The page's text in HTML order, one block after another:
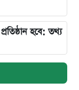
হবে: তথ্য